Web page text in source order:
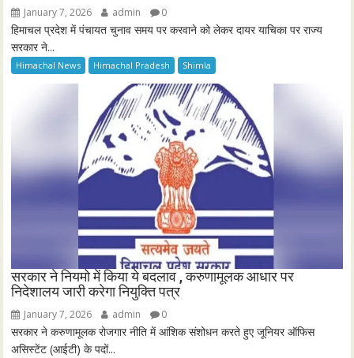
January 7, 2026 admin 0
हिमाचल प्रदेश में पंचायत चुनाव समय पर करवाने को लेकर दायर याचिका पर राज्य
सरकार ने...
Himachal News Himachal Pradesh Shimla
सरकार ने नियमो में किया ये बदलाव , करुणामूलक आधार पर
निदेशालय जारी करेगा नियुक्ति पत्र
January 7, 2026 admin 0
सरकार ने करुणामूलक रोजगार नीति में आंशिक संशोधन करते हुए जूनियर ऑफिस
असिस्टेंट (आईटी) के पदों...